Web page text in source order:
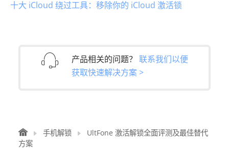
十大 iCloud 绕过工具：移除你的 iCloud 激活锁
产品相关的问题？ 联系我们以便
获取快速解决方案 >
手机解锁
UltFone 激活解锁全面评测及最佳替代
方案